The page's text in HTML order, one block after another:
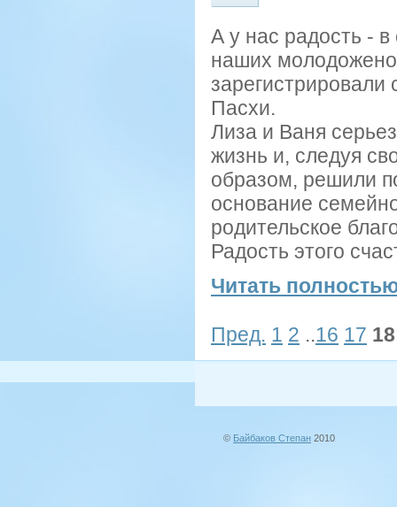
А у нас радость -
наших
зарегистрировали
Пасхи.
Лиза и Ваня
жизнь и, следуя
образом, решили
основание
родительское
Радость этого
Читать
Пред. 1 2 ..16 17 18
© Байбаков Степан 2010